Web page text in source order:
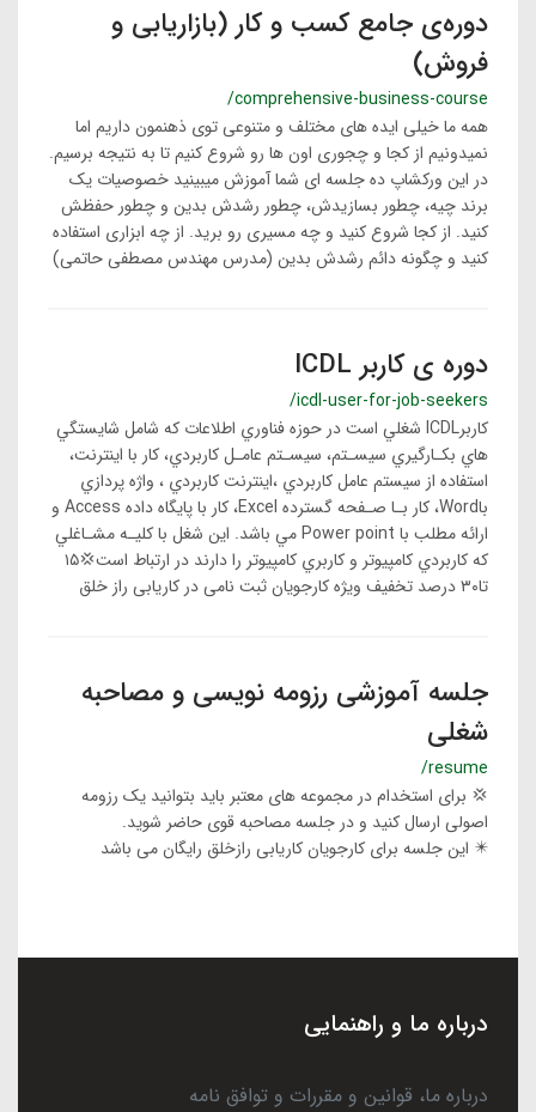
دوره‌ی جامع کسب و کار (بازاریابی و
فروش)
/comprehensive-business-course
همه ما خیلی ایده های مختلف و متنوعی توی ذهنمون داریم اما
نمیدونیم از کجا و چجوری اون ها رو شروع کنیم تا به نتیجه برسیم.
در این ورکشاپ ده جلسه ای شما آموزش میبینید خصوصیات یک
برند چیه، چطور بسازیدش، چطور رشدش بدین و چطور حفظش
کنید. از کجا شروع کنید و چه مسیری رو برید. از چه ابزاری استفاده
کنید و چگونه دائم رشدش بدین (مدرس مهندس مصطفی حاتمی)
دوره ی کاربر ICDL
/icdl-user-for-job-seekers
كاربرICDL شغلي است در حوزه فناوري اطلاعات كه شامل شايستگي
هاي بكـارگيري سيسـتم، سيسـتم عامـل كاربردي، كار با اينترنت،
استفاده از سيستم عامل كاربردي ،اينترنت كاربردي ، واژه پردازي
باWord، كار بـا صـفحه گسترده Excel، كار با پايگاه داده Access و
ارائه مطلب با Power point مي باشد. اين شغل با كليـه مشـاغلي
كه كاربردي كامپيوتر و كاربري كامپيوتر را دارند در ارتباط است💢۱۵
تا۳۰ درصد تخفیف ویژه کارجویان ثبت نامی در کاریابی راز خلق
جلسه آموزشی رزومه نویسی و مصاحبه
شغلی
/resume
💢 برای استخدام در مجموعه های معتبر باید بتوانید یک رزومه
اصولی ارسال کنید و در جلسه مصاحبه قوی حاضر شوید.
✴️ این جلسه برای کارجویان کاریابی رازخلق رایگان می باشد
درباره ما و راهنمایی
درباره ما، قوانین و مقررات و توافق نامه